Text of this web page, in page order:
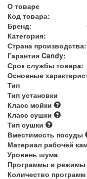
О товаре
Код товара:
Бренд:
Категория:
Страна производства:
Гарантия Candy:
Срок службы товара:
Основные
Тип
Тип установки
Класс мойки
Класс сушки
Тип сушки
Вместимость посуды
Материал рабочей
Уровень шума
Программы и режимы
Количество программ